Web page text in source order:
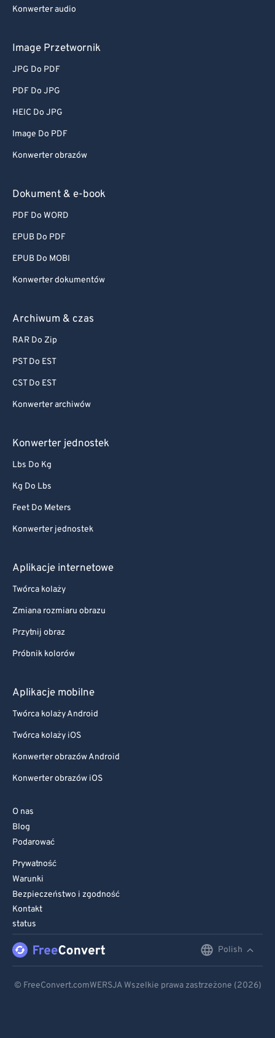
Konwerter audio
Image Przetwornik
JPG Do PDF
PDF Do JPG
HEIC Do JPG
Image Do PDF
Konwerter obrazów
Dokument & e-book
PDF Do WORD
EPUB Do PDF
EPUB Do MOBI
Konwerter dokumentów
Archiwum & czas
RAR Do Zip
PST Do EST
CST Do EST
Konwerter archiwów
Konwerter jednostek
Lbs Do Kg
Kg Do Lbs
Feet Do Meters
Konwerter jednostek
Aplikacje internetowe
Twórca kolaży
Zmiana rozmiaru obrazu
Przytnij obraz
Próbnik kolorów
Aplikacje mobilne
Twórca kolaży Android
Twórca kolaży iOS
Konwerter obrazów Android
Konwerter obrazów iOS
O nas
Blog
Podarować
Prywatność
Warunki
Bezpieczeństwo i zgodność
Kontakt
status
Polish
© FreeConvert.comWERSJA Wszelkie prawa zastrzeżone (2026)